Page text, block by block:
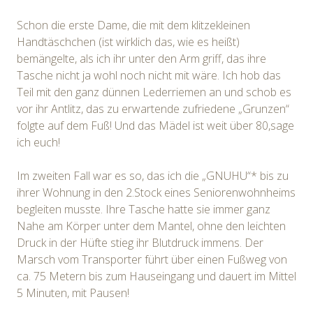
Schon die erste Dame, die mit dem klitzekleinen
Handtäschchen (ist wirklich das, wie es heißt)
bemängelte, als ich ihr unter den Arm griff, das ihre
Tasche nicht ja wohl noch nicht mit wäre. Ich hob das
Teil mit den ganz dünnen Lederriemen an und schob es
vor ihr Antlitz, das zu erwartende zufriedene „Grunzen“
folgte auf dem Fuß! Und das Mädel ist weit über 80,sage
ich euch!
Im zweiten Fall war es so, das ich die „GNUHU“* bis zu
ihrer Wohnung in den 2.Stock eines Seniorenwohnheims
begleiten musste. Ihre Tasche hatte sie immer ganz
Nahe am Körper unter dem Mantel, ohne den leichten
Druck in der Hüfte stieg ihr Blutdruck immens. Der
Marsch vom Transporter führt über einen Fußweg von
ca. 75 Metern bis zum Hauseingang und dauert im Mittel
5 Minuten, mit Pausen!